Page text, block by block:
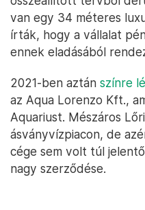
van egy 34 méteres
írták, hogy a vállalat
ennek eladásából
2021-ben aztán színre
az Aqua Lorenzo Kft.,
Aquariust. Mészáros
ásványvízpiacon, de
cége sem volt túl
nagy szerződése.